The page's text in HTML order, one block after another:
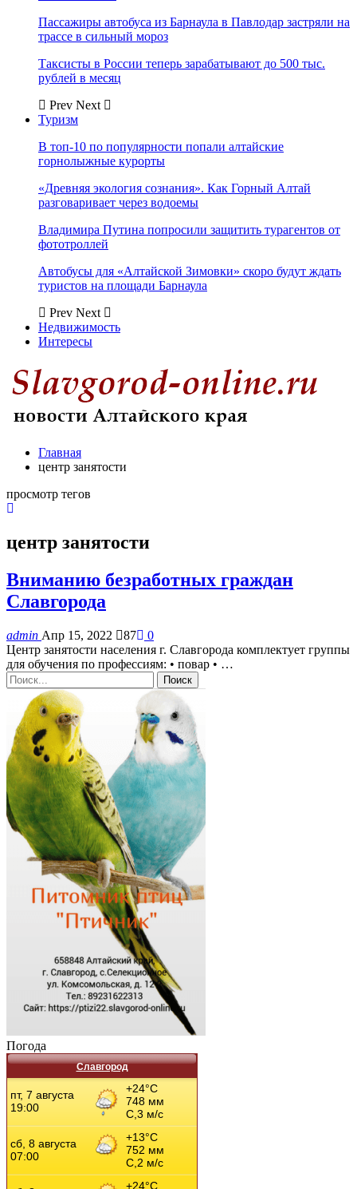
Пассажиры автобуса из Барнаула в Павлодар застряли на
трассе в сильный мороз
Таксисты в России теперь зарабатывают до 500 тыс.
рублей в месяц
Prev Next
Туризм
В топ-10 по популярности попали алтайские
горнолыжные курорты
«Древняя экология сознания». Как Горный Алтай
разговаривает через водоемы
Владимира Путина попросили защитить турагентов от
фототроллей
Автобусы для «Алтайской Зимовки» скоро будут ждать
туристов на площади Барнаула
Prev Next
Недвижимость
Интересы
Главная
центр занятости
просмотр тегов
центр занятости
Вниманию безработных граждан
Славгорода
admin Апр 15, 2022 87
0
Центр занятости населения г. Славгорода комплектует группы
для обучения по профессиям: • повар • …
Погода
Славгород